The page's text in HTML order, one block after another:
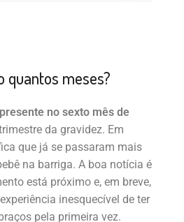
quantos meses?
no sexto mês de
da gravidez. Em
que já se passaram mais
na barriga. A boa notícia é
está próximo e, em breve,
inesquecível de ter
pela primeira vez.